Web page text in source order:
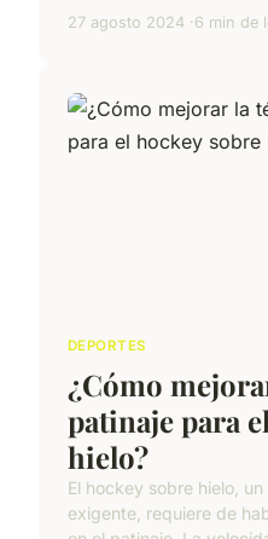
27 agosto 2024 6 min de
DEPORTES
¿Cómo
patinaje para
hielo?
El hockey sobre hielo,
exigente, requiere de